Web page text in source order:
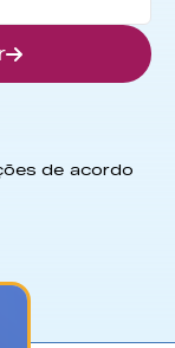
de acordo